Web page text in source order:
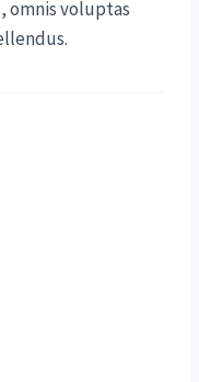
omnis voluptas